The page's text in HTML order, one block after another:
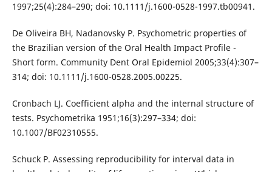
1997;25(4):284–290; doi: 10.1111/j.1600-0528-1997.tb00941.
De Oliveira BH, Nadanovsky P. Psychometric properties of
the Brazilian version of the Oral Health Impact Profile -
Short form. Community Dent Oral Epidemiol 2005;33(4):307–
314; doi: 10.1111/j.1600-0528.2005.00225.
Cronbach LJ. Coefficient alpha and the internal structure of
tests. Psychometrika 1951;16(3):297–334; doi:
10.1007/BF02310555.
Schuck P. Assessing reproducibility for interval data in